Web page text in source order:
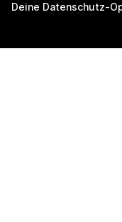
Deine Datenschutz-